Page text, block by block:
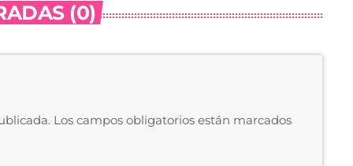
(0)
Los campos obligatorios están marcados